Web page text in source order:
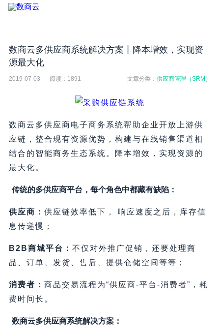
数商云多供应商系统解决方案丨降本增效，实现资
源最大化
2019-07-03 阅读： 1891 文章分类：供应商管理（SRM）
数商云多供应商电子商务系统帮助企业开放上游供
应链，整合现有资源优势，构建与在线销售渠道相
结合的智能商务生态系统。降本增效，实现资源的
最大化。
传统的多供应商平台，每个角色中都藏有缺陷：
供应商： 供应链效率低下， 响应速度之后，库存信
息传递慢；
B2B商城平台： 不仅对外推广促销，还要处理商
品、订单、发货、售后、提供仓储空间等等；
消费者： 商品交易流程为“供应商-平台-消费者”，耗
费时间长。
数商云多供应商系统解决方案：